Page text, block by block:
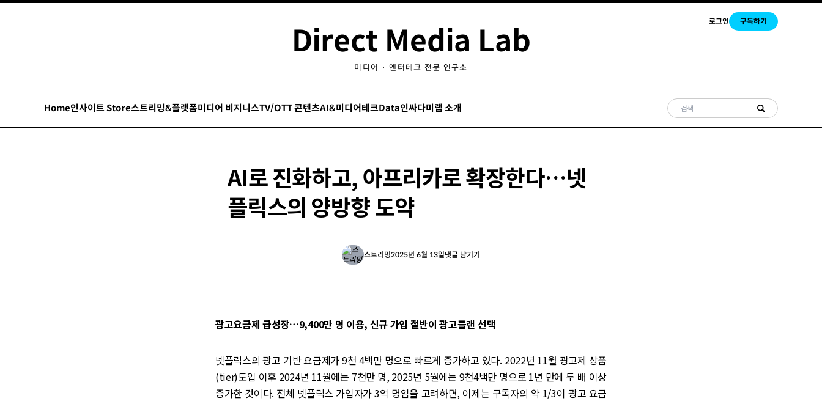
로그인 구독하기
Direct Media Lab
미디어 · 엔터테크 전문 연구소
Home인사이트 Store스트리밍&플랫폼미디어 비지니스TV/OTT 콘텐츠AI&미디어테크Data인싸다미랩 소개
AI로 진화하고, 아프리카로 확장한다…넷
플릭스의 양방향 도약
스트리밍2025년 6월 13일댓글 남기기
광고요금제 급성장…9,400만 명 이용, 신규 가입 절반이 광고플랜 선택
넷플릭스의 광고 기반 요금제가 9천 4백만 명으로 빠르게 증가하고 있다. 2022년 11월 광고제 상품
(tier)도입 이후 2024년 11월에는 7천만 명, 2025년 5월에는 9천4백만 명으로 1년 만에 두 배 이상
증가한 것이다. 전체 넷플릭스 가입자가 3억 명임을 고려하면, 이제는 구독자의 약 1/3이 광고 요금